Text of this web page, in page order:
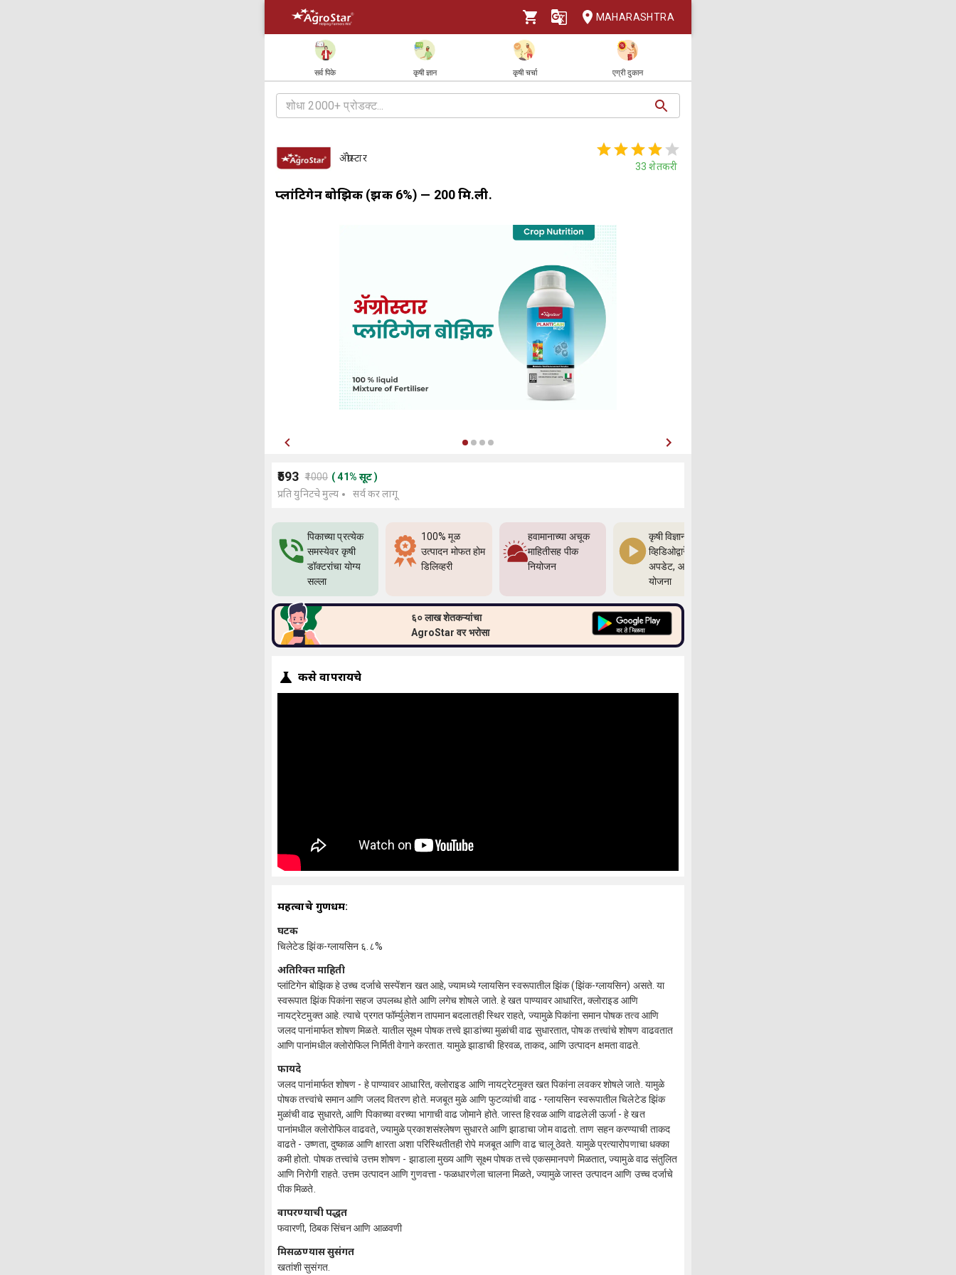
MAHARASHTRA
सर्व पिके कृषी ज्ञान कृषी चर्चा एग्री दुकान
ॲग्रोस्टार
33 शेतकरी
प्लांटिगेन बोझिक (झिंक 6%) — 200 मि.ली.
₹593 ₹1000 (41% सूट)
प्रति युनिटचे मुल्य
सर्व कर लागू
पिकाच्या प्रत्येक
समस्येवर कृषी
डॉक्टरांचा योग्य
सल्ला
100% मूळ
उत्पादन मोफत होम
डिलिव्हरी
हवामानाच्या अचूक
माहितीसह पीक
नियोजन
कृषी विज्ञान
व्हिडिओद्वारे शेतीचे
अपडेट, आणि
योजना
६० लाख शेतकऱ्यांचा
AgroStar वर भरोसा
कसे वापरायचे
महत्वाचे गुणधर्म:
घटक
चिलेटेड झिंक-ग्लायसिन ६.८%
अतिरिक्त माहिती
प्लांटिगेन बोझिक हे उच्च दर्जाचे सस्पेंशन खत आहे, ज्यामध्ये ग्लायसिन स्वरूपातील झिंक (झिंक-ग्लायसिन) असते. या
स्वरूपात झिंक पिकांना सहज उपलब्ध होते आणि लगेच शोषले जाते. हे खत पाण्यावर आधारित, क्लोराइड आणि
नायट्रेटमुक्त आहे. त्याचे प्रगत फॉर्म्युलेशन तापमान बदलातही स्थिर राहते, ज्यामुळे पिकांना समान पोषक तत्व आणि
जलद पानांमार्फत शोषण मिळते. यातील सूक्ष्म पोषक तत्त्वे झाडांच्या मुळांची वाढ सुधारतात, पोषक तत्त्वांचे शोषण वाढवतात
आणि पानांमधील क्लोरोफिल निर्मिती वेगाने करतात. यामुळे झाडाची हिरवळ, ताकद, आणि उत्पादन क्षमता वाढते.
फायदे
जलद पानांमार्फत शोषण - हे पाण्यावर आधारित, क्लोराइड आणि नायट्रेटमुक्त खत पिकांना लवकर शोषले जाते. यामुळे
पोषक तत्त्वांचे समान आणि जलद वितरण होते. मजबूत मुळे आणि फुटव्यांची वाढ - ग्लायसिन स्वरूपातील चिलेटेड झिंक
मुळांची वाढ सुधारते, आणि पिकाच्या वरच्या भागाची वाढ जोमाने होते. जास्त हिरवळ आणि वाढलेली ऊर्जा - हे खत
पानांमधील क्लोरोफिल वाढवते, ज्यामुळे प्रकाशसंश्लेषण सुधारते आणि झाडाचा जोम वाढतो. ताण सहन करण्याची ताकद
वाढते - उष्णता, दुष्काळ आणि क्षारता अशा परिस्थितीतही रोपे मजबूत आणि वाढ चालू ठेवते. यामुळे प्रत्यारोपणाचा धक्का
कमी होतो. पोषक तत्त्वांचे उत्तम शोषण - झाडाला मुख्य आणि सूक्ष्म पोषक तत्त्वे एकसमानपणे मिळतात, ज्यामुळे वाढ संतुलित
आणि निरोगी राहते. उत्तम उत्पादन आणि गुणवत्ता - फळधारणेला चालना मिळते, ज्यामुळे जास्त उत्पादन आणि उच्च दर्जाचे
पीक मिळते.
वापरण्याची पद्धत
फवारणी, ठिबक सिंचन आणि आळवणी
मिसळण्यास सुसंगत
खतांशी सुसंगत.